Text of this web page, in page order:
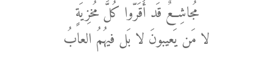
مُجاشِعٌ قَد أَقَرّوا كُلَّ مُخزِيَةٍ
لا مَن يَعيبونَ لا بَل فيهُمُ العابُ